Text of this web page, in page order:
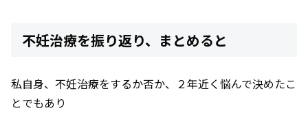
不妊治療を振り返り、まとめると
私自身、不妊治療をするか否か、２年近く悩んで決めたこ
とでもあり